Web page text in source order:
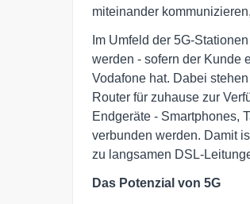
miteinander
Im Umfeld der 5G-
werden - sofern der Kunde
Vodafone hat. Dabei
Router für zuhause zur
Endgeräte - Smartphones,
verbunden werden. Damit
zu langsamen DSL-
Das Potenzial von 5G